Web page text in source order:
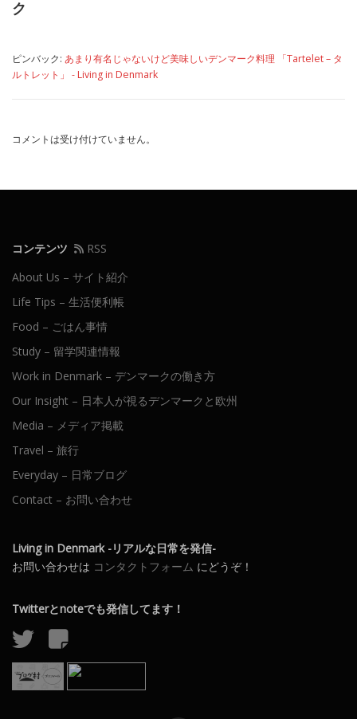
ク
ピンバック: あまり有名じゃないけど美味しいデンマーク料理 「Tartelet – タ
ルトレット」 - Living in Denmark
コメントは受け付けていません。
コンテンツ
RSS
About Us – サイト紹介
Life Tips – 生活便利帳
Food – ごはん事情
Study – 留学関連情報
Work in Denmark – デンマークの働き方
Our Insight – 日本人が視るデンマークと欧州
Media – メディア掲載
Travel – 旅行
Everyday – 日常ブログ
Contact – お問い合わせ
Living in Denmark -リアルな日常を発信-
お問い合わせは コンタクトフォーム にどうぞ！
Twitterとnoteでも発信してます！